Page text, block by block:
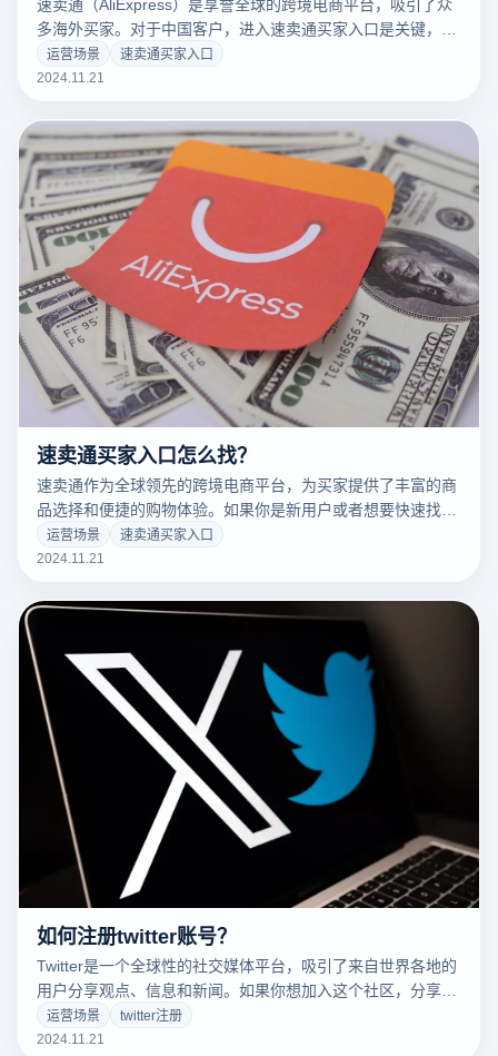
多海外买家。对于中国客户，进入速卖通买家入口是关键，可
获得更符合本地化需求的体验，包括简体中文界面和人民币结
算等便利功能。以下内容将介绍如何访问速卖通的中文版及其
业务。
运营场景
速卖通买家入口
2024.11.21
速卖通买家入口怎么找？
速卖通作为全球领先的跨境电商平台，为买家提供了丰富的商
品选择和便捷的购物体验。如果你是新用户或者想要快速找到
速卖通买家入口，以下是如何使用云登电商浏览器快速进入速
卖通买家入口的详细指南，以及云登浏览器的功能和优势介
运营场景
速卖通买家入口
2024.11.21
如何注册twitter账号？
Twitter是一个全球性的社交媒体平台，吸引了来自世界各地的
用户分享观点、信息和新闻。如果你想加入这个社区，分享你
的想法或关注你感兴趣的内容，注册一个Twitter账号是第一
步。不过，Twitter注册过程有时会遇到一些挑战，比如注册限
运营场景
twitter注册
2024.11.21